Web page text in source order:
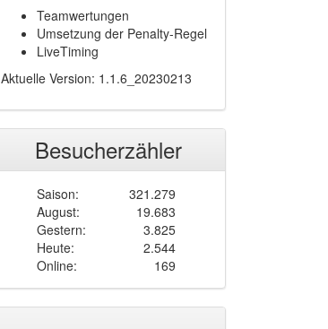
Teamwertungen
Umsetzung der Penalty-Regel
LiveTiming
Aktuelle Version: 1.1.6_20230213
Besucherzähler
Saison:
321.279
August:
19.683
Gestern:
3.825
Heute:
2.544
Online:
169